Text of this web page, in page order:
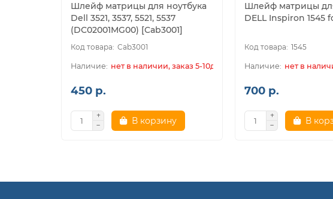
Шлейф матрицы для ноутбука
Dell 3521, 3537, 5521, 5537
(DC02001MG00) [Cab3001]
Cab3001
нет в наличии, заказ 5-10дн.
450 р.
В корзину
Шлейф матрицы
DELL Inspiron 1545
1545
нет в
700 р.
В